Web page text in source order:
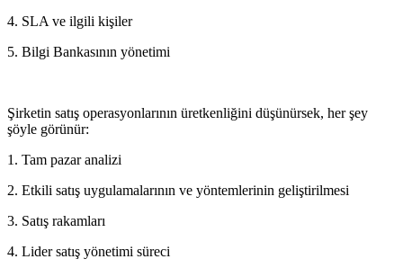
4. SLA ve ilgili kişiler
5. Bilgi Bankasının yönetimi
Şirketin satış operasyonlarının üretkenliğini düşünürsek, her şey
şöyle görünür:
1. Tam pazar analizi
2. Etkili satış uygulamalarının ve yöntemlerinin geliştirilmesi
3. Satış rakamları
4. Lider satış yönetimi süreci